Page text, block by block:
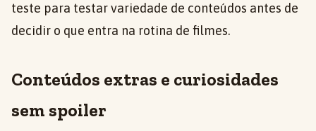
teste para testar variedade de conteúdos antes de
decidir o que entra na rotina de filmes.
Conteúdos extras e curiosidades
sem spoiler